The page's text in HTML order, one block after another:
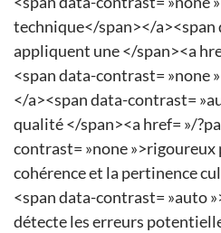
technique</span></a><span
appliquent une </span><a
<span data-contrast= »none
</a><span data-contrast=
qualité </span><a href= »/
contrast= »none
cohérence et la pertinence
<span data-contrast= »auto
détecte les erreurs